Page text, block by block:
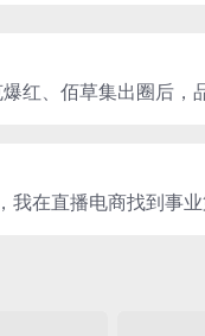
红、佰草集出圈后，
我在直播电商找到事